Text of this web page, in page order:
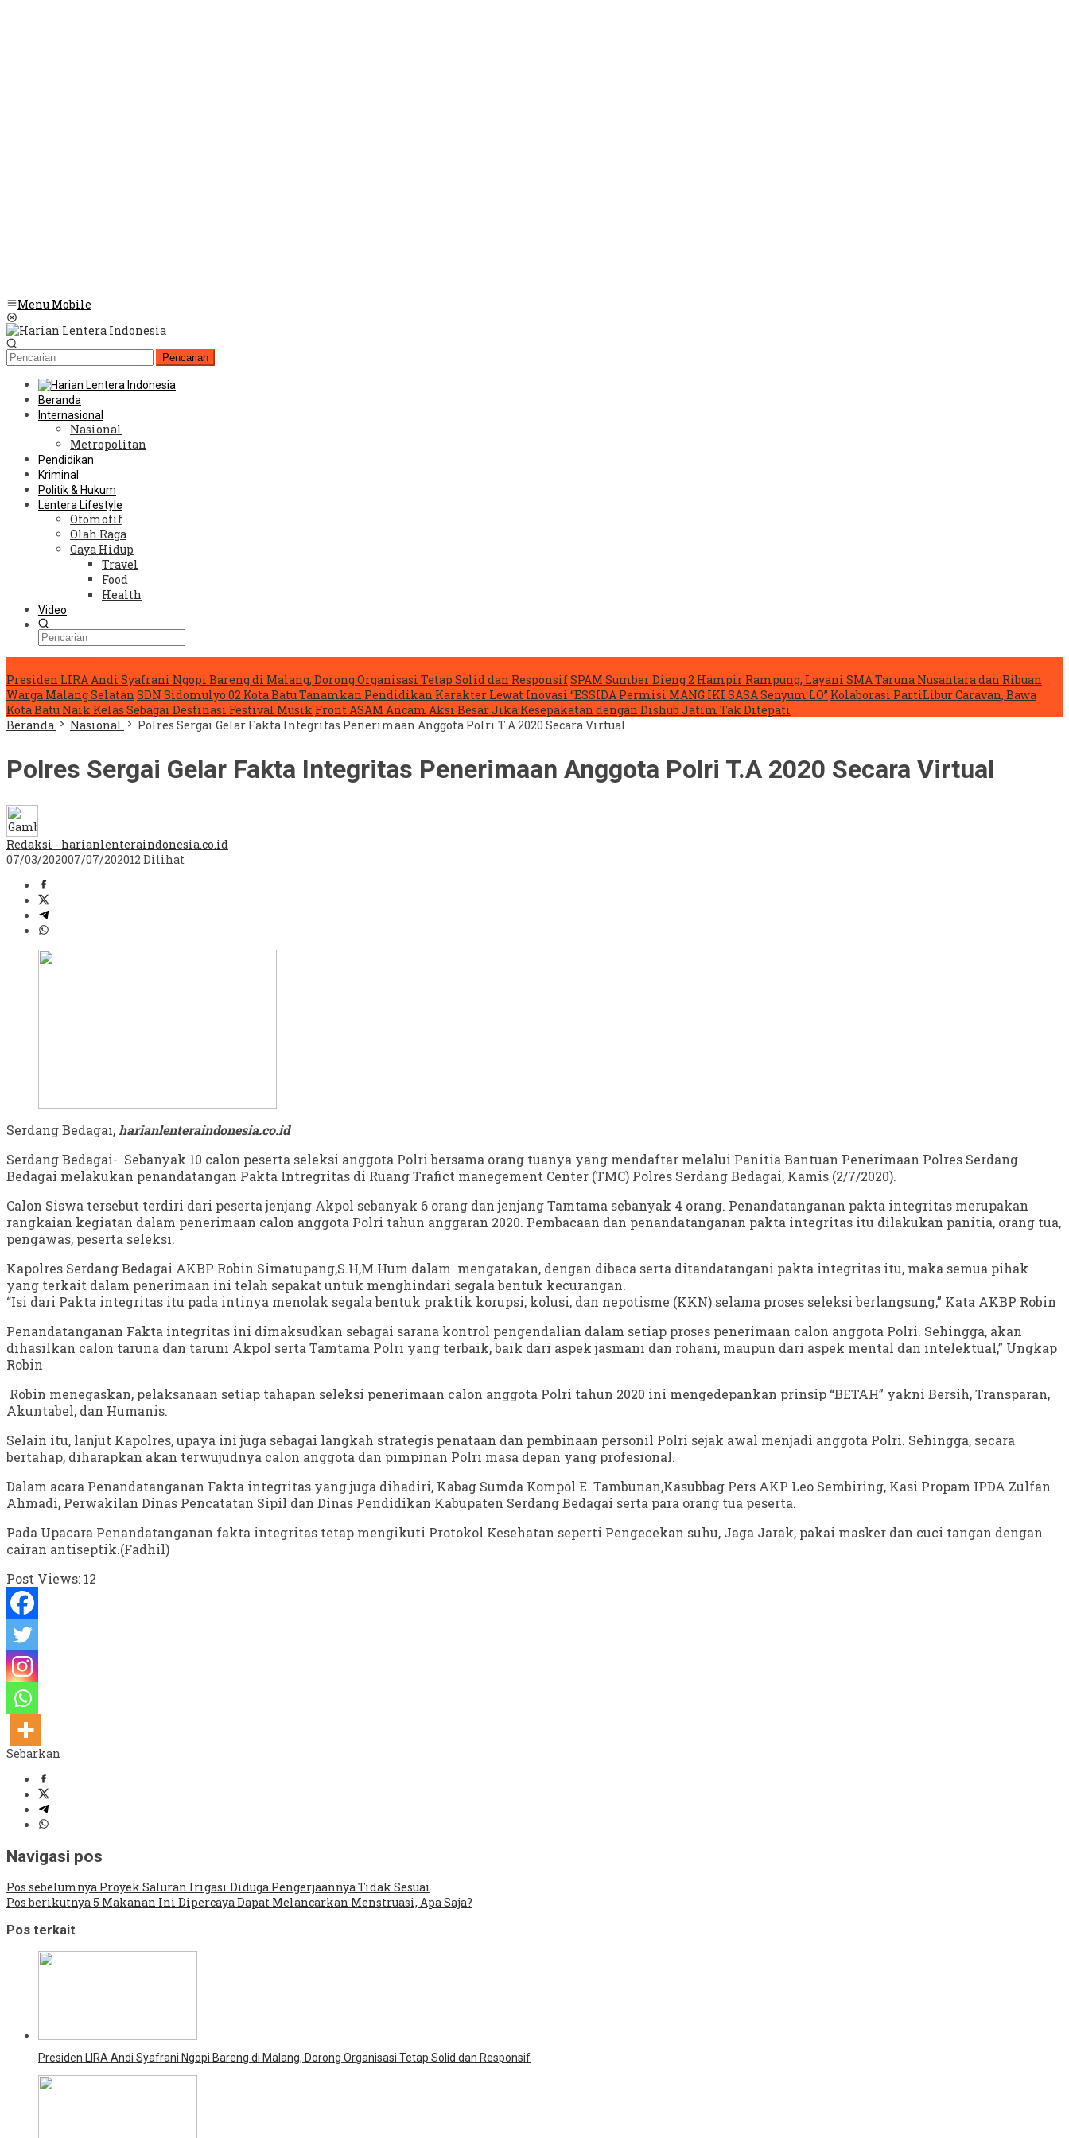
Menu Mobile
Pencarian
Beranda
Internasional
Nasional
Metropolitan
Pendidikan
Kriminal
Politik & Hukum
Lentera Lifestyle
Otomotif
Olah Raga
Gaya Hidup
Travel
Food
Health
Video
Presiden LIRA Andi Syafrani Ngopi Bareng di Malang, Dorong Organisasi Tetap Solid dan ResponsifSPAM Sumber Dieng 2 Hampir Rampung, Layani SMA Taruna Nusantara dan Ribuan
Warga Malang Selatan SDN Sidomulyo 02 Kota Batu Tanamkan Pendidikan Karakter Lewat Inovasi “ESSIDA Permisi MANG IKI SASA Senyum LO” Kolaborasi PartiLibur Caravan, Bawa
Kota Batu Naik Kelas Sebagai Destinasi Festival Musik Front ASAM Ancam Aksi Besar Jika Kesepakatan dengan Dishub Jatim Tak Ditepati
Beranda
Nasional Polres Sergai Gelar Fakta Integritas Penerimaan Anggota Polri T.A 2020 Secara Virtual
Polres Sergai Gelar Fakta Integritas Penerimaan Anggota Polri T.A 2020 Secara Virtual
Redaksi - harianlenteraindonesia.co.id
07/03/202007/07/202012 Dilihat
Serdang Bedagai,harianlenteraindonesia.co.id
Serdang Bedagai- Sebanyak 10 calon peserta seleksi anggota Polri bersama orang tuanya yang mendaftar melalui Panitia Bantuan Penerimaan Polres Serdang
Bedagai melakukan penandatangan Pakta Intregritas di Ruang Trafict manegement Center (TMC) Polres Serdang Bedagai, Kamis (2/7/2020).
Calon Siswa tersebut terdiri dari peserta jenjang Akpol sebanyak 6 orang dan jenjang Tamtama sebanyak 4 orang. Penandatanganan pakta integritas merupakan
rangkaian kegiatan dalam penerimaan calon anggota Polri tahun anggaran 2020. Pembacaan dan penandatanganan pakta integritas itu dilakukan panitia, orang tua,
pengawas, peserta seleksi.
Kapolres Serdang Bedagai AKBP Robin Simatupang,S.H,M.Hum dalam mengatakan, dengan dibaca serta ditandatangani pakta integritas itu, maka semua pihak
yang terkait dalam penerimaan ini telah sepakat untuk menghindari segala bentuk kecurangan.
“Isi dari Pakta integritas itu pada intinya menolak segala bentuk praktik korupsi, kolusi, dan nepotisme (KKN) selama proses seleksi berlangsung,” Kata AKBP Robin
Penandatanganan Fakta integritas ini dimaksudkan sebagai sarana kontrol pengendalian dalam setiap proses penerimaan calon anggota Polri. Sehingga, akan
dihasilkan calon taruna dan taruni Akpol serta Tamtama Polri yang terbaik, baik dari aspek jasmani dan rohani, maupun dari aspek mental dan intelektual,” Ungkap
Robin
Robin menegaskan, pelaksanaan setiap tahapan seleksi penerimaan calon anggota Polri tahun 2020 ini mengedepankan prinsip “BETAH” yakni Bersih, Transparan,
Akuntabel, dan Humanis.
Selain itu, lanjut Kapolres, upaya ini juga sebagai langkah strategis penataan dan pembinaan personil Polri sejak awal menjadi anggota Polri. Sehingga, secara
bertahap, diharapkan akan terwujudnya calon anggota dan pimpinan Polri masa depan yang profesional.
Dalam acara Penandatanganan Fakta integritas yang juga dihadiri, Kabag Sumda Kompol E. Tambunan,Kasubbag Pers AKP Leo Sembiring, Kasi Propam IPDA Zulfan
Ahmadi, Perwakilan Dinas Pencatatan Sipil dan Dinas Pendidikan Kabupaten Serdang Bedagai serta para orang tua peserta.
Pada Upacara Penandatanganan fakta integritas tetap mengikuti Protokol Kesehatan seperti Pengecekan suhu, Jaga Jarak, pakai masker dan cuci tangan dengan
cairan antiseptik.(Fadhil)
Post Views: 12
Sebarkan
Navigasi pos
Pos sebelumnya Proyek Saluran Irigasi Diduga Pengerjaannya Tidak Sesuai
Pos berikutnya5 Makanan Ini Dipercaya Dapat Melancarkan Menstruasi, Apa Saja?
Pos terkait
Presiden LIRA Andi Syafrani Ngopi Bareng di Malang, Dorong Organisasi Tetap Solid dan Responsif